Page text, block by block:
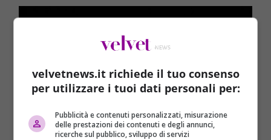
velvetnews.it richiede il tuo consenso
per utilizzare i tuoi dati personali per:
Pubblicità e contenuti personalizzati, misurazione
delle prestazioni dei contenuti e degli annunci,
ricerche sul pubblico, sviluppo di servizi